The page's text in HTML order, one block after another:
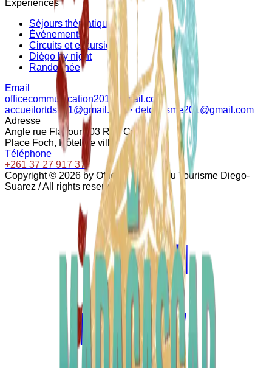
Expériences
Séjours thématiques
Événements
Circuits et excursions
Diégo by night
Randonnée
Email
officecommunication201@gmail.com
accueilortds201@gmail.com · detourisme201@gmail.com
Adresse
Angle rue Flacourt, 03 Rue Colbert
Place Foch, Hôtel de ville
Téléphone
+261 37 27 917 37
Copyright © 2026 by Office Régional du Tourisme Diego-
Suarez / All rights reserved.